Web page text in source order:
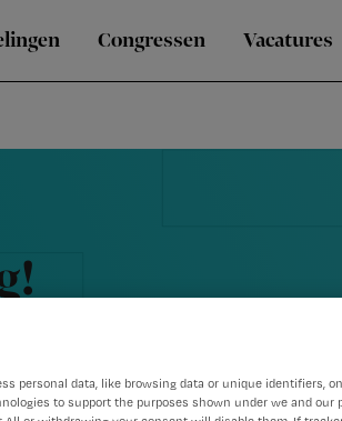
Congressen Vacatures
personal data, like browsing data or unique identifiers,
to support the purposes shown under we and our